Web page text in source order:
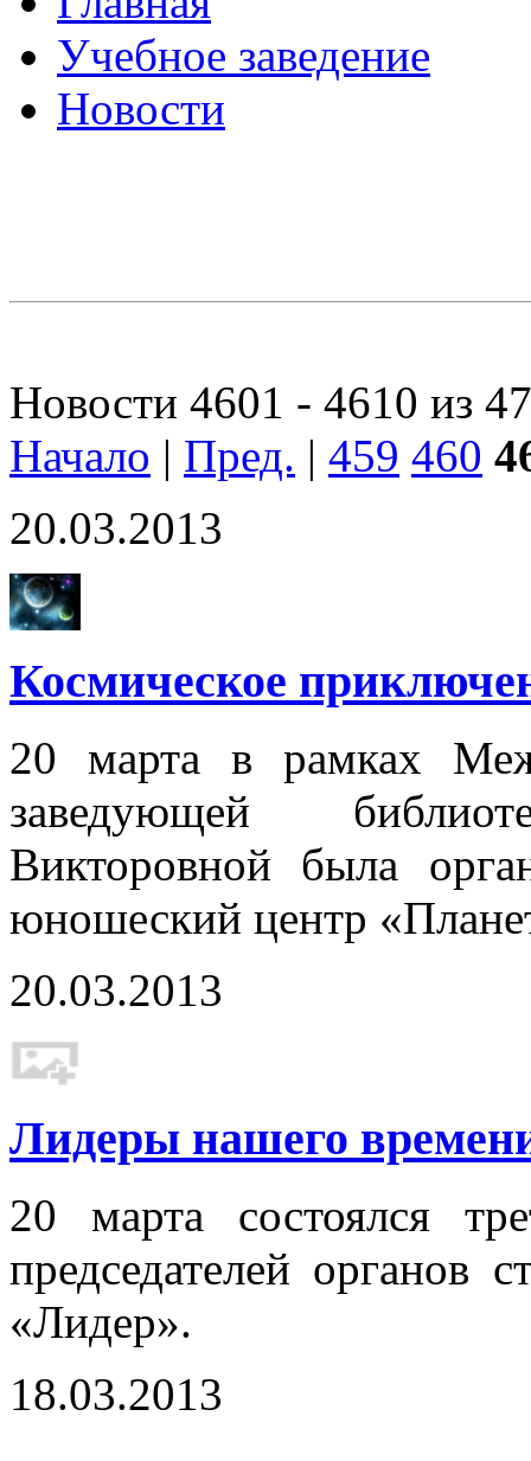
Учебное заведение
Новости
Новости 4601 - 4610 из
Начало | Пред. | 459 460
20.03.2013
Космическое
20 марта в рамках
заведующей
Викторовной была
юношеский центр
20.03.2013
Лидеры нашего
20 марта состоялся
председателей органов
«Лидер».
18.03.2013